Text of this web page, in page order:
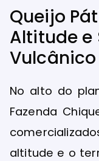
Queijo
Altitude e
Vulcânico
No alto do
Fazenda
altitude e o